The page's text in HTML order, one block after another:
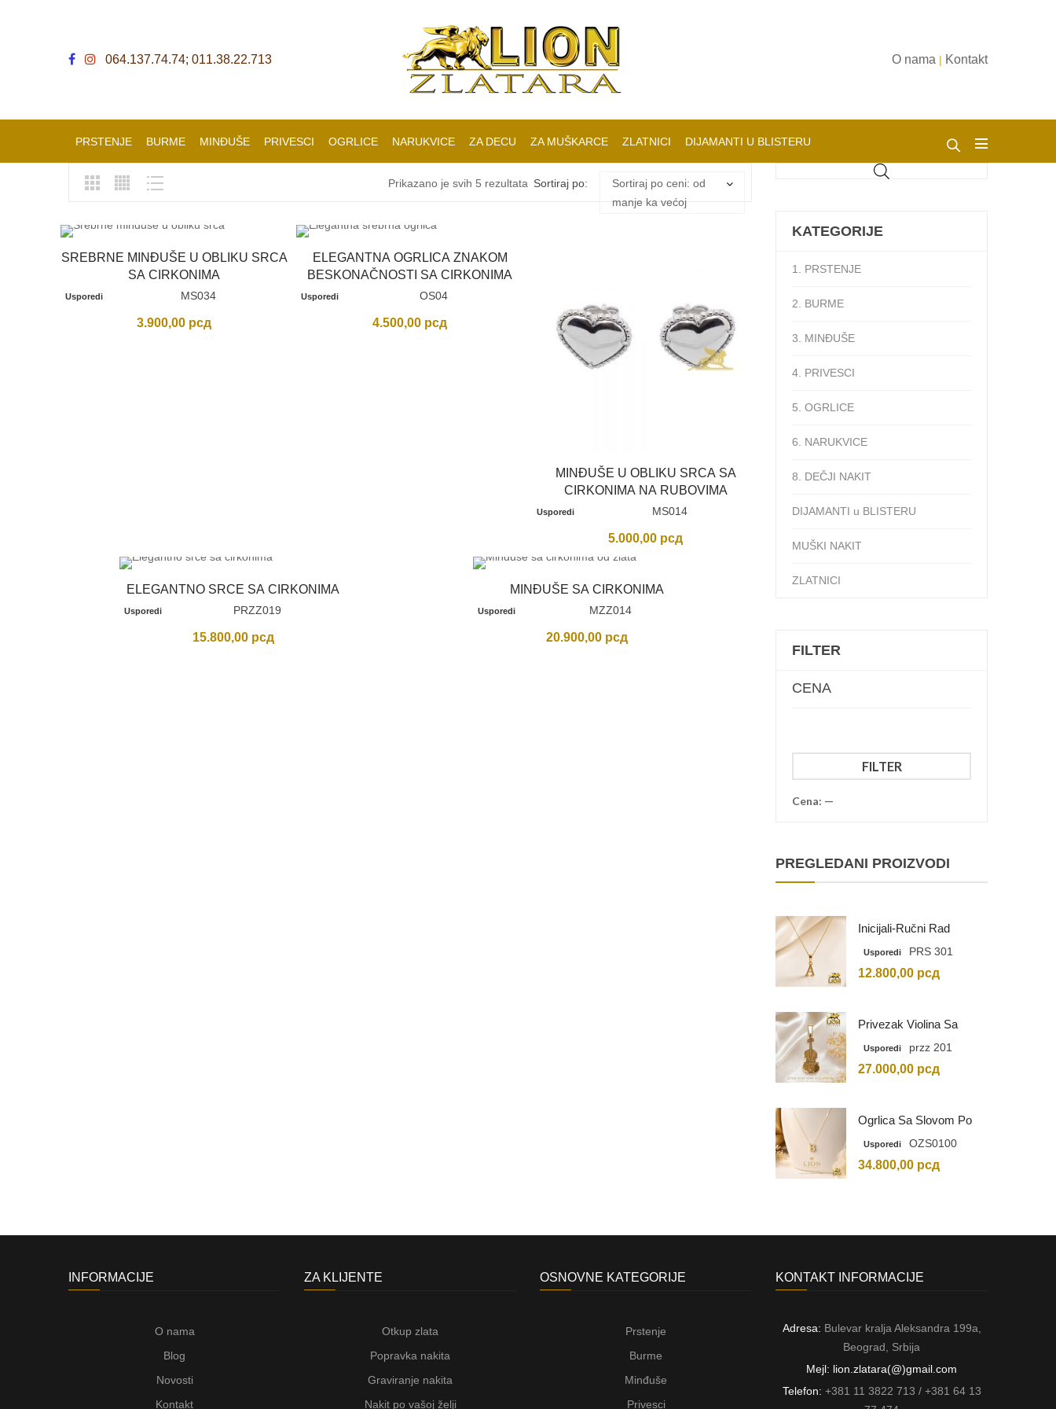
064.137.74.74; 011.38.22.713 O nama | Kontakt
PRSTENJE BURME MINĐUŠE PRIVESCI OGRLICE NARUKVICE ZA DECU ZA MUŠKARCE ZLATNICI DIJAMANTI U BLISTERU
Prikazano je svih 5 rezultata Sortirano
Sortiraj po:
Sortiraj po ceni: od
manje ka većoj
SREBRNE MINĐUŠE U OBLIKU SRCA
SA CIRKONIMA
Usporedi MS034
3.900,00 рсд
ELEGANTNA OGRLICA ZNAKOM
BESKONAČNOSTI SA CIRKONIMA
Usporedi OS04
4.500,00 рсд
MINĐUŠE U OBLIKU SRCA SA
CIRKONIMA NA RUBOVIMA
Usporedi MS014
5.000,00 рсд
ELEGANTNO SRCE SA CIRKONIMA
Usporedi PRZZ019
15.800,00 рсд
MINĐUŠE SA CIRKONIMA
Usporedi MZZ014
20.900,00 рсд
KATEGORIJE
1. PRSTENJE
2. BURME
3. MINĐUŠE
4. PRIVESCI
5. OGRLICE
6. NARUKVICE
8. DEČJI NAKIT
DIJAMANTI u BLISTERU
MUŠKI NAKIT
ZLATNICI
FILTER
CENA
cena
cena
FILTER
Cena: —
PREGLEDANI PROIZVODI
Inicijali-Ručni Rad
Usporedi PRS 301
12.800,00 рсд
Privezak Violina Sa
Graviranim Inicijalima
Usporedi przz 201
27.000,00 рсд
Ogrlica Sa Slovom Po
Vašem Izboru
Usporedi OZS0100
34.800,00 рсд
INFORMACIJE
O nama
Blog
Novosti
Kontakt
ZA KLIJENTE
Otkup zlata
Popravka nakita
Graviranje nakita
Nakit po vašoj želji
OSNOVNE KATEGORIJE
Prstenje
Burme
Minđuše
Privesci
KONTAKT INFORMACIJE
Adresa: Bulevar kralja Aleksandra 199a,
Beograd, Srbija
Mejl: lion.zlatara(@)gmail.com
Telefon: +381 11 3822 713 / +381 64 13